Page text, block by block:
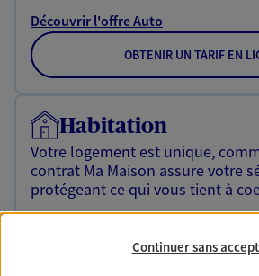
Découvrir l'offre Auto
OBTENIR UN TARIF EN
Habitation
Votre logement est unique,
contrat Ma Maison assure votre
protégeant ce qui vous tient à
OBTENIR UN TARIF EN
Continuer sans